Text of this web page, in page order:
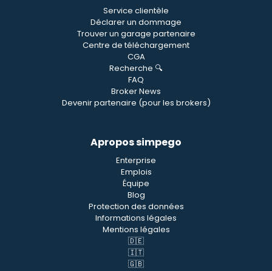
Service clientèle
Déclarer un dommage
Trouver un garage partenaire
Centre de téléchargement
CGA
Recherche 🔍
FAQ
Broker News
Devenir partenaire (pour les brokers)
Apropos simpego
Enterprise
Emplois
Équipe
Blog
Protection des données
Informations légales
Mentions légales
🇩🇪
🇮🇹
🇬🇧